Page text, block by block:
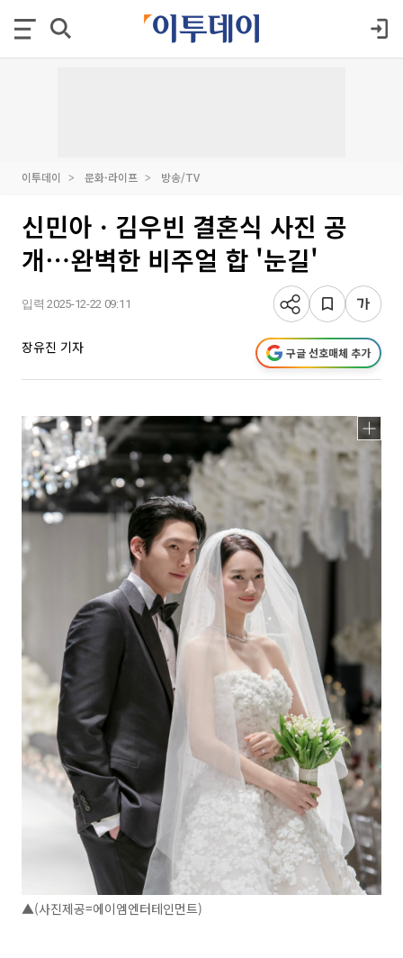
이투데이 문화·라이프 방송/TV
신민아ㆍ김우빈 결혼식 사진 공
개⋯완벽한 비주얼 합 '눈길'
입력 2025-12-22 09:11
장유진 기자 구글 선호매체 추가
▲(사진제공=에이엠엔터테인먼트)